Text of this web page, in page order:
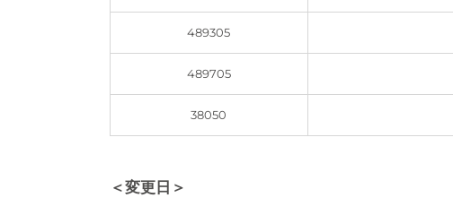
489305
489705
38050
＜変更日＞